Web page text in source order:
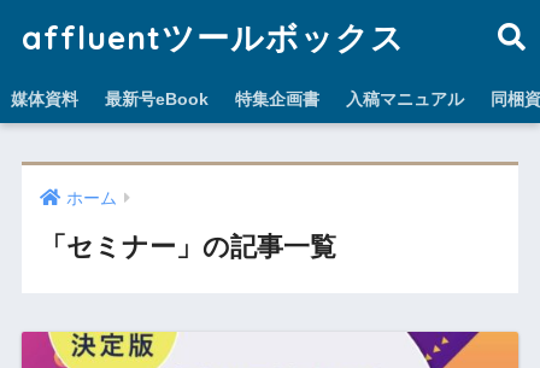
affluentツールボックス
媒体資料 最新号eBook 特集企画書 入稿マニュアル 同梱
ホーム
「セミナー」の記事一覧